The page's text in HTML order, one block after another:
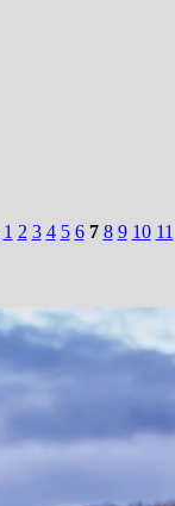
1 2 3 4 5 6 7 8 9 10 11